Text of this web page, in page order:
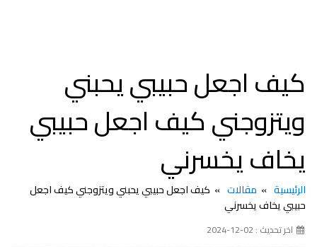
كيف اجعل حبيبي يحبني
ويتزوجني كيف اجعل حبيبي
يخاف يخسرني
الرئيسية مقالات
كيف اجعل حبيبي يحبني ويتزوجني كيف اجعل
حبيبي يخاف يخسرني
اخر تحديث : 02-12-2024